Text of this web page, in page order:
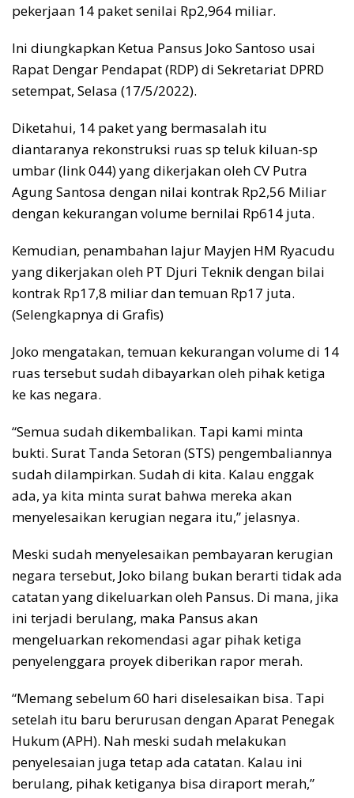
pekerjaan 14 paket senilai Rp2,964 miliar.
Ini diungkapkan Ketua Pansus Joko Santoso usai
Rapat Dengar Pendapat (RDP) di Sekretariat DPRD
setempat, Selasa (17/5/2022).
Diketahui, 14 paket yang bermasalah itu
diantaranya rekonstruksi ruas sp teluk kiluan-sp
umbar (link 044) yang dikerjakan oleh CV Putra
Agung Santosa dengan nilai kontrak Rp2,56 Miliar
dengan kekurangan volume bernilai Rp614 juta.
Kemudian, penambahan lajur Mayjen HM Ryacudu
yang dikerjakan oleh PT Djuri Teknik dengan bilai
kontrak Rp17,8 miliar dan temuan Rp17 juta.
(Selengkapnya di Grafis)
Joko mengatakan, temuan kekurangan volume di 14
ruas tersebut sudah dibayarkan oleh pihak ketiga
ke kas negara.
“Semua sudah dikembalikan. Tapi kami minta
bukti. Surat Tanda Setoran (STS) pengembaliannya
sudah dilampirkan. Sudah di kita. Kalau enggak
ada, ya kita minta surat bahwa mereka akan
menyelesaikan kerugian negara itu,” jelasnya.
Meski sudah menyelesaikan pembayaran kerugian
negara tersebut, Joko bilang bukan berarti tidak ada
catatan yang dikeluarkan oleh Pansus. Di mana, jika
ini terjadi berulang, maka Pansus akan
mengeluarkan rekomendasi agar pihak ketiga
penyelenggara proyek diberikan rapor merah.
“Memang sebelum 60 hari diselesaikan bisa. Tapi
setelah itu baru berurusan dengan Aparat Penegak
Hukum (APH). Nah meski sudah melakukan
penyelesaian juga tetap ada catatan. Kalau ini
berulang, pihak ketiganya bisa diraport merah,”